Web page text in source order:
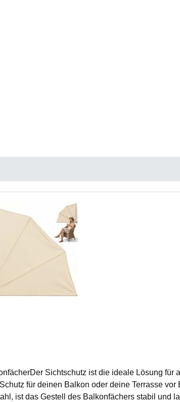
Sichtschutz ist die ideale Lösung für
für deinen Balkon oder deine Terrasse vor
ist das Gestell des Balkonfächers stabil und